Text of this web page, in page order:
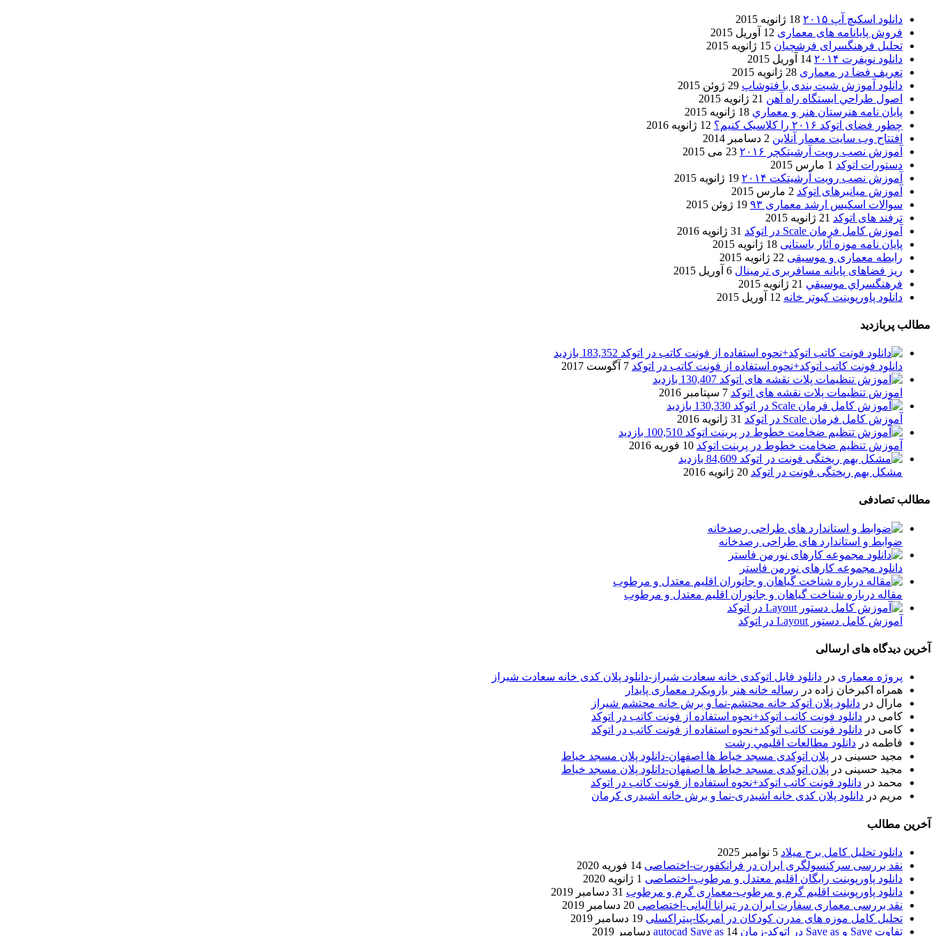
دانلود اسکیچ آپ ۲۰۱۵
18 ژانویه 2015
فروش پایانامه های معماری 12 آوریل 2015
تحلیل فرهنگسرای فرشچیان 15 ژانویه 2015
دانلود نویفرت ۲۰۱۴
14 آوریل 2015
تعریف فضا در معماری 28 ژانویه 2015
دانلود آموزش شیت بندی با فتوشاپ 29 ژوئن 2015
اصول طراحي ایستگاه راه آهن 21 ژانویه 2015
پایان نامه هنرستان هنر و معماري 18 ژانویه 2015
چطور فضای اتوکد ۲۰۱۶ را کلاسیک کنیم؟
12 ژانویه 2016
افتتاح وب سایت معمار آنلاین 2 دسامبر 2014
آموزش نصب رویت آرشیتکچر ۲۰۱۶
23 می 2015
دستورات اتوکد 1 مارس 2015
آموزش نصب رویت آرشیتکت ۲۰۱۴
19 ژانویه 2015
آموزش میانبرهای اتوکد 2 مارس 2015
سوالات اسکیس ارشد معماری ۹۳
19 ژوئن 2015
ترفند های اتوکد 21 ژانویه 2015
آموزش کامل فرمان Scale در اتوکد
31 ژانویه 2016
پایان نامه موزه آثار باستانی 18 ژانویه 2015
رابطه معماری و موسیقی 22 ژانویه 2015
ریز فضاهای پایانه مسافربری ترمینال 6 آوریل 2015
فرهنگسراي موسيقي 21 ژانویه 2015
دانلود پاورپوینت کبوتر خانه 12 آوریل 2015
مطالب پربازدید
183,352 بازدید
دانلود فونت کاتب اتوکد+نحوه استفاده از فونت کاتب در اتوکد 7 آگوست 2017
130,407 بازدید
اموزش تنظیمات پلات نقشه های اتوکد 7 سپتامبر 2016
130,330 بازدید
آموزش کامل فرمان Scale در اتوکد
31 ژانویه 2016
100,510 بازدید
آموزش تنظیم ضخامت خطوط در پرینت اتوکد 10 فوریه 2016
84,609 بازدید
مشکل بهم ریختگی فونت در اتوکد 20 ژانویه 2016
مطالب تصادفی
ضوابط و استاندارد های طراحی رصدخانه
دانلود مجموعه کارهای نورمن فاستر
مقاله درباره شناخت گیاهان و جانوران اقلیم معتدل و مرطوب
آموزش کامل دستور Layout در اتوکد
آخرین دیدگاه های ارسالی
پروژه معماری در دانلود فایل اتوکدی خانه سعادت شیراز-دانلود پلان کدی خانه سعادت شیراز
همراه اکبرخان زاده در رساله خانه هنر بارویکرد معماری پایدار
مارال در دانلود پلان اتوکد خانه محتشم-نما و برش خانه محتشم شیراز
کامی در دانلود فونت کاتب اتوکد+نحوه استفاده از فونت کاتب در اتوکد
کامی در دانلود فونت کاتب اتوکد+نحوه استفاده از فونت کاتب در اتوکد
فاطمه در دانلود مطالعات اقليمي رشت
مجید حسینی در پلان اتوکدی مسجد خیاط ها اصفهان-دانلود پلان مسجد خیاط
مجید حسینی در پلان اتوکدی مسجد خیاط ها اصفهان-دانلود پلان مسجد خیاط
محمد در دانلود فونت کاتب اتوکد+نحوه استفاده از فونت کاتب در اتوکد
مریم در دانلود پلان کدی خانه اشیدری-نما و برش خانه اشیدری کرمان
آخرین مطالب
دانلود تحلیل کامل برج میلاد 5 نوامبر 2025
نقد بررسی سرکنسولگری ایران در فرانکفورت-اختصاصی 14 فوریه 2020
دانلود پاورپوینت رایگان اقلیم معتدل و مرطوب-اختصاصی 1 ژانویه 2020
دانلود پاورپوینت اقلیم گرم و مرطوب-معماری گرم و مرطوب 31 دسامبر 2019
نقد بررسی معماری سفارت ایران در تیرانا آلبانی-اختصاصی 20 دسامبر 2019
تحلیل کامل موزه های مدرن کودکان در امریکا-پیتراکسلی 19 دسامبر 2019
تفاوت Save و Save as در اتوکد-زمان autocad Save as
14 دسامبر 2019